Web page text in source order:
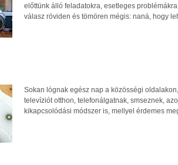
előttünk álló feladatokra, esetleges
válasz röviden és tömören mégis: naná, hogy
Sokan lógnak egész nap a közösségi
televíziót otthon, telefonálgatnak, smseznek,
kikapcsolódási módszer is, mellyel érdemes